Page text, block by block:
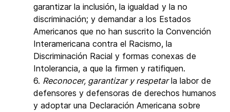
garantizar la inclusión, la igualdad y la no
discriminación; y demandar a los Estados
Americanos que no han suscrito la Convención
Interamericana contra el Racismo, la
Discriminación Racial y formas conexas de
Intolerancia, a que la firmen y ratifiquen.
6. Reconocer, garantizar y respetarla labor de
defensores y defensoras de derechos humanos
y adoptar una Declaración Americana sobre